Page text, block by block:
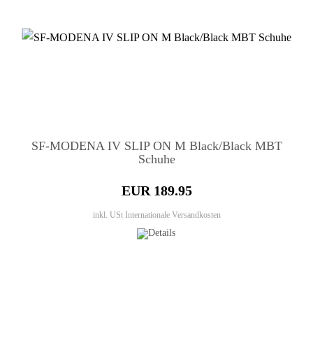
SF-MODENA IV SLIP ON M Black/Black MBT
Schuhe
EUR 189.95
inkl. USt Internationale Versandkosten